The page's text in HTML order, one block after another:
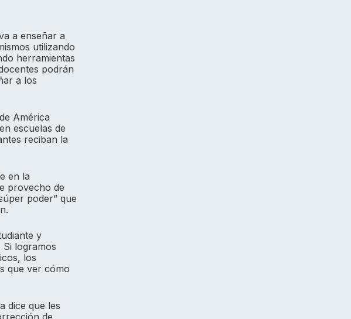
a enseñar a
utilizando
herramientas
podrán
a los
América
escuelas de
reciban la
en la
provecho de
poder” que
y
Si logramos
los
que ver cómo
dice que les